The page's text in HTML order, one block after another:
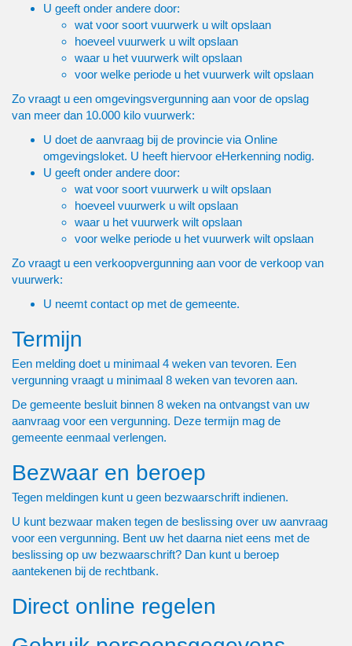
U geeft onder andere door:
wat voor soort vuurwerk u wilt opslaan
hoeveel vuurwerk u wilt opslaan
waar u het vuurwerk wilt opslaan
voor welke periode u het vuurwerk wilt opslaan
Zo vraagt u een omgevingsvergunning aan voor de opslag
van meer dan 10.000 kilo vuurwerk:
U doet de aanvraag bij de provincie via Online
omgevingsloket. U heeft hiervoor eHerkenning nodig.
U geeft onder andere door:
wat voor soort vuurwerk u wilt opslaan
hoeveel vuurwerk u wilt opslaan
waar u het vuurwerk wilt opslaan
voor welke periode u het vuurwerk wilt opslaan
Zo vraagt u een verkoopvergunning aan voor de verkoop van
vuurwerk:
U neemt contact op met de gemeente.
Termijn
Een melding doet u minimaal 4 weken van tevoren. Een
vergunning vraagt u minimaal 8 weken van tevoren aan.
De gemeente besluit binnen 8 weken na ontvangst van uw
aanvraag voor een vergunning. Deze termijn mag de
gemeente eenmaal verlengen.
Bezwaar en beroep
Tegen meldingen kunt u geen bezwaarschrift indienen.
U kunt bezwaar maken tegen de beslissing over uw aanvraag
voor een vergunning. Bent uw het daarna niet eens met de
beslissing op uw bezwaarschrift? Dan kunt u beroep
aantekenen bij de rechtbank.
Direct online regelen